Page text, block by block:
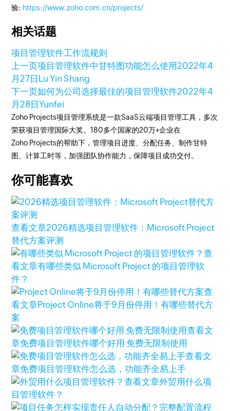
验: https://www.zoho.com.cn/projects/
相关话题
项目管理软件工作流规则
上一页项目管理软件中甘特图功能怎么使用2022年4
月27日 Lu Yin Shang
下一页如何为公司选择最佳的项目管理软件2022年4
月28日Yunfei
Zoho Projects项目管理系统是一款SaaS云端项目管理工具，多次
荣获项目管理国际大奖。180多个国家的20万+企业在
Zoho Projects的帮助下，管理项目进度、分配任务、制作甘特
图、计算工时等，加强团队协作能力，保障项目成功交付。
你可能喜欢
查看文章2026精选项目管理软件：Microsoft Project
替代方案评测
查
看文章有哪些类似 Microsoft Project 的项目管理软
件？
查
看文章Project Online将于9月份停用！有哪些替代方
案
查看文
章免费项目管理软件哪个好用 免费无限制使用
查看文
章免费项目管理软件怎么选，功能齐全易上手
查看文章外贸用什么项
目管理软件？